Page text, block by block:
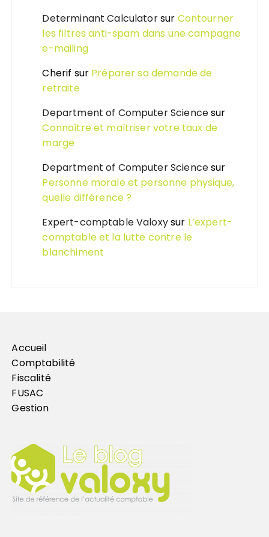
Determinant Calculatorsur Contourner
les filtres anti-spam dans une campagne
e-mailing
Cherif sur Préparer sa demande de
retraite
Department of Computer Sciencesur
Connaître et maîtriser votre taux de
marge
Department of Computer Sciencesur
Personne morale et personne physique,
quelle différence ?
Expert-comptable Valoxysur L’expert-
comptable et la lutte contre le
blanchiment
Accueil
Comptabilité
Fiscalité
FUSAC
Gestion